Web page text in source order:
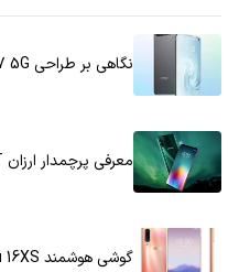
نگاهی بر طراحی Meizu 17 5G
معرفی پرچمدار ارزان Meizu 16T با اسنپدراگون 855
گوشی هوشمند Meizu 16XS با قیمت رقابتی معرفی شد